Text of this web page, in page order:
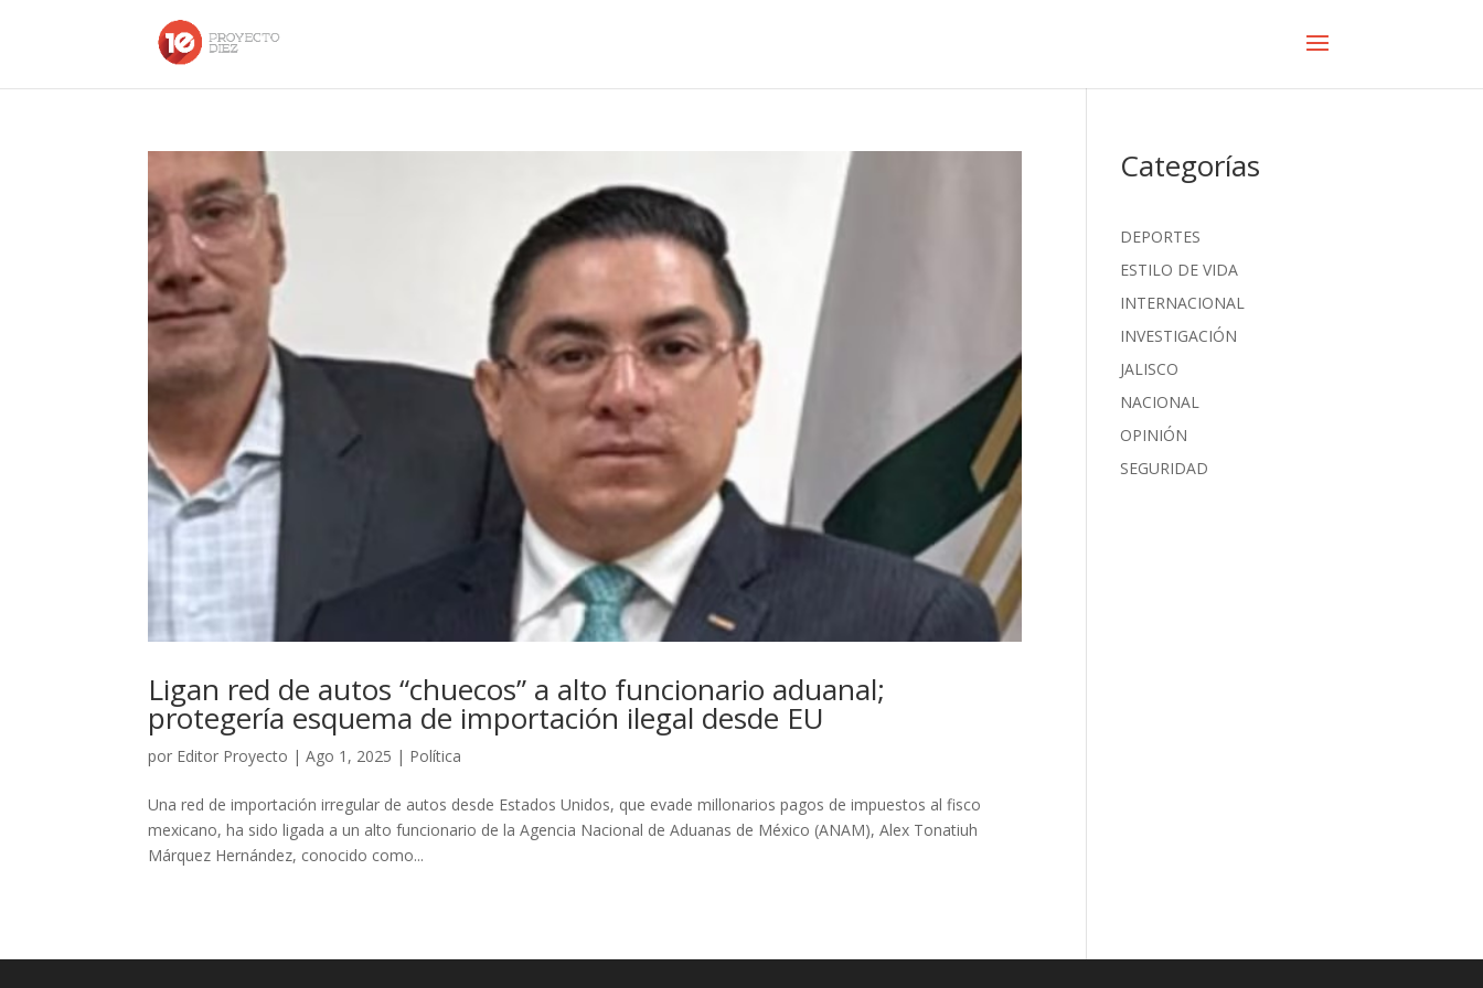
Ligan red de autos “chuecos” a alto funcionario aduanal;
protegería esquema de importación ilegal desde EU
por Editor Proyecto |Ago 1, 2025 | Política
Una red de importación irregular de autos desde Estados Unidos, que evade millonarios pagos de impuestos al fisco
mexicano, ha sido ligada a un alto funcionario de la Agencia Nacional de Aduanas de México (ANAM), Alex Tonatiuh
Márquez Hernández, conocido como...
Categorías
DEPORTES
ESTILO DE VIDA
INTERNACIONAL
INVESTIGACIÓN
JALISCO
NACIONAL
OPINIÓN
SEGURIDAD